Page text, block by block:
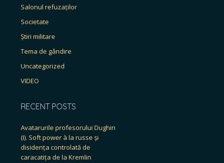
Salonul refuzaților
Societate
Știri militare
Tema de gândire
Uncategorized
VIDEO
RECENT POSTS
Avatarurile profesorului Dughin
(I). Soft power à la russe și
disidența controlată de
caracatița de la Kremlin